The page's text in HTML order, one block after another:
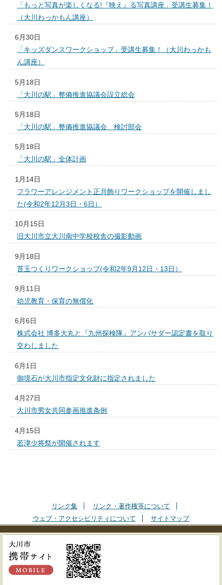
「もっと写真が楽しくなる!『映え』る写真講座」受講生募集！
（大川わっかもん講座）
6月30日
「キッズダンスワークショップ」受講生募集！（大川わっかも
ん講座）
5月18日
「大川の駅」整備推進協議会設立総会
5月18日
「大川の駅」整備推進協議会 検討部会
5月18日
「大川の駅」全体計画
1月14日
フラワーアレンジメント正月飾りワークショップを開催しまし
た(令和2年12月3日・6日）
10月15日
旧大川市立大川南中学校校舎の撮影動画
9月18日
苔玉つくりワークショップ(令和2年9月12日・13日）
9月11日
幼児教育・保育の無償化
6月6日
株式会社 博多大丸と『九州探検隊』アンバサダー認定書を取り
交わしました
6月1日
御境石が大川市指定文化財に指定されました
4月27日
大川市男女共同参画推進条例
4月15日
若津少将祭が開催されます
リンク集
リンク・著作権等について
ウェブ・アクセシビリティについて
サイトマップ